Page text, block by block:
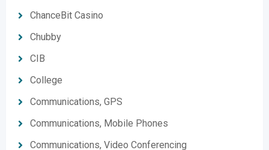
ChanceBit Casino
Chubby
CIB
College
Communications, GPS
Communications, Mobile Phones
Communications, Video Conferencing